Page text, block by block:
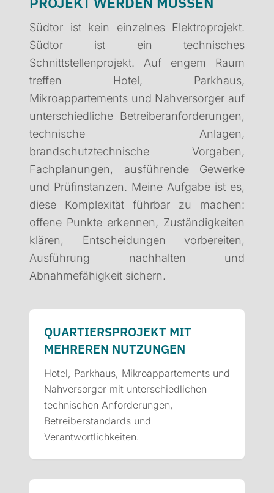
Südtor ist kein einzelnes Elektroprojekt.
Südtor ist ein technisches
Schnittstellenprojekt. Auf engem Raum
treffen Hotel, Parkhaus,
Mikroappartements und Nahversorger auf
unterschiedliche Betreiberanforderungen,
technische Anlagen,
brandschutztechnische Vorgaben,
Fachplanungen, ausführende Gewerke
und Prüfinstanzen. Meine Aufgabe ist es,
diese Komplexität führbar zu machen:
offene Punkte erkennen, Zuständigkeiten
klären, Entscheidungen vorbereiten,
Ausführung nachhalten und
Abnahmefähigkeit sichern.
QUARTIERS­PROJEKT MIT
MEHREREN NUTZUNGEN
Hotel, Parkhaus, Mikroappartements und
Nahversorger mit unterschiedlichen
technischen Anforderungen,
Betreiberstandards und
Verantwortlichkeiten.